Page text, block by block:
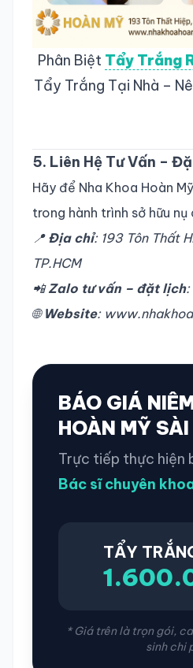
Phân Biệt Tẩy Trắng
Tẩy Trắng Tại Nhà –
5. Liên Hệ Tư Vấn –
Hãy để Nha Khoa Hoàn
trong hành trình sở hữu
📍 Địa chỉ: 193 Tôn Thất
TP.HCM
📲Zalo tư vấn – đặt lịch:
🌐 Website:
BÁO GIÁ
HOÀN MỸ
Trực tiếp thực hiện
Bác sĩ chuyên
TẨY
* Giá trên là trọn gói,
sinh chi